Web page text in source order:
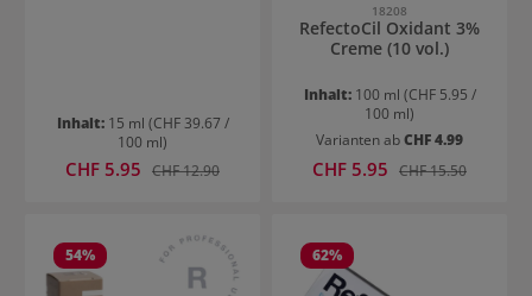
Inhalt: 15 ml (CHF 39.67 /
100 ml)
Verkaufspreis:
CHF 5.95 Regulärer Preis:
CHF 12.90
18208
RefectoCil Oxidant 3%
Creme (10 vol.)
Inhalt: 100 ml (CHF 5.95 /
100 ml)
Varianten abCHF 4.99
Verkaufspreis:
CHF 5.95 Regulärer Preis:
CHF 15.50
54% 62%